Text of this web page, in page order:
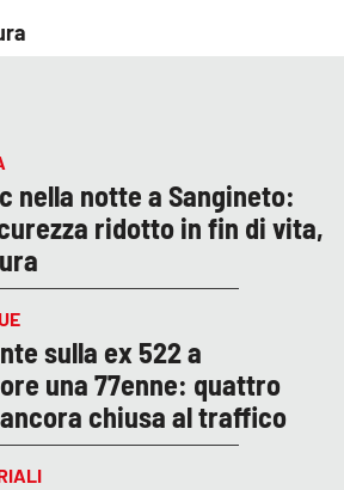
nella notte a Sangineto:
ridotto in fin di vita,
sulla ex 522 a
una 77enne: quattro
chiusa al traffico